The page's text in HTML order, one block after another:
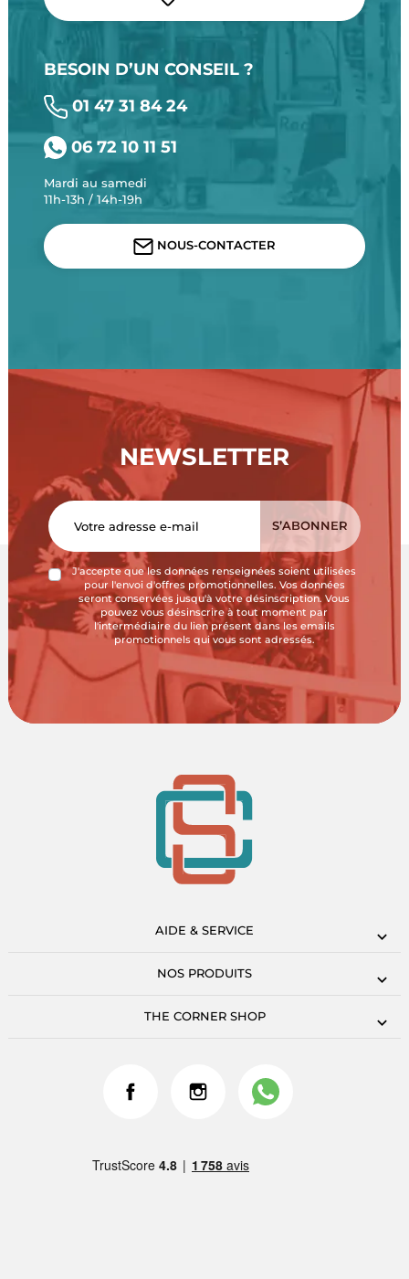
BESOIN D’UN CONSEIL ?
01 47 31 84 24
06 72 10 11 51
Mardi au samedi
11h-13h / 14h-19h
NOUS-CONTACTER
NEWSLETTER
J'accepte que les données renseignées soient utilisées
pour l'envoi d'offres promotionnelles. Vos données
seront conservées jusqu'à votre désinscription. Vous
pouvez vous désinscrire à tout moment par
l'intermédiaire du lien présent dans les emails
promotionnels qui vous sont adressés.
AIDE & SERVICE
NOS PRODUITS
THE CORNER SHOP